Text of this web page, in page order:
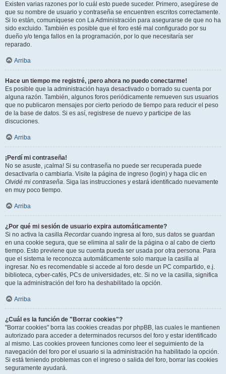
Existen varias razones por lo cuál esto puede suceder. Primero, asegúrese de
que su nombre de usuario y contraseña se encuentren escritos correctamente.
Si lo están, comuníquese con La Administración para asegurarse de que no ha
sido excluido. También es posible que el foro esté mal configurado por su
dueño y/o tenga fallos en la programación, por lo que necesitaría ser
reparado.
Arriba
Hace un tiempo me registré, ¡pero ahora no puedo conectarme!
Es posible que la administración haya desactivado o borrado su cuenta por
alguna razón. También, algunos foros periódicamente remueven sus usuarios
que no publicaron mensajes por cierto periodo de tiempo para reducir el peso
de la base de datos. Si es así, registrese de nuevo y participe de las
discuciones.
Arriba
¡Perdí mi contraseña!
No se asuste, ¡calma! Si su contraseña no puede ser recuperada puede
desactivarla o cambiarla. Visite la página de ingreso (login) y haga clic en
Olvidé mi contraseña. Siga las instrucciones y estará identificado nuevamente
en muy poco tiempo.
Arriba
¿Por qué mi sesión de usuario expira automáticamente?
Si no activa la casilla Recordarcuando ingresa al foro, sus datos se guardan
en una cookie segura, que se elimina al salir de la página o al cabo de cierto
tiempo. Esto previene que su cuenta pueda ser usada por otra persona. Para
que el sistema le reconozca automáticamente solo marque la casilla al
ingresar. No es recomendable si accede al foro desde un PC compartido, e.j.
biblioteca, cyber-cafés, PCs de universidades, etc. Si no ve la casilla, significa
que la administración del foro ha deshabilitado la opción.
Arriba
¿Cuál es la función de "Borrar cookies"?
"Borrar cookies" borra las cookies creadas por phpBB, las cuales le mantienen
autorizado para acceder a determinados recursos del foro y estar identificado
al mismo. Las cookies proveen funciones como leer el seguimiento de la
navegación del foro por el usuario si la administración ha habilitado la opción.
Si está teniendo problemas con el ingreso o salida del foro, borrar las cookies
seguramente ayudará.